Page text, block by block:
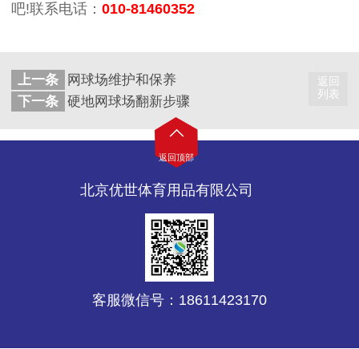
吧!联系电话： 010-81460352
返回
列表
上一条
网球场维护和保养
下一条 硬地网球场翻新步骤
返回顶部
北京优世体育用品有限公司
客服微信号：18611423170